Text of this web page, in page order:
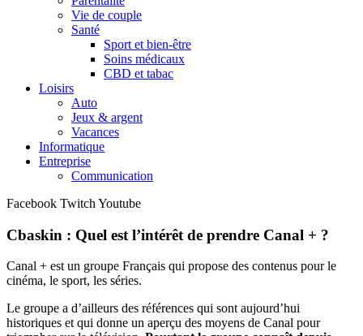
Vie de couple
Santé
Sport et bien-être
Soins médicaux
CBD et tabac
Loisirs
Auto
Jeux & argent
Vacances
Informatique
Entreprise
Communication
Facebook Twitch Youtube
Cbaskin : Quel est l’intérêt de prendre Canal + ?
Canal + est un groupe Français qui propose des contenus pour le
cinéma, le sport, les séries.
Le groupe a d’ailleurs des références qui sont aujourd’hui
historiques et qui donne un aperçu des moyens de Canal pour